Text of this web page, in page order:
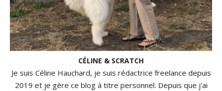
CÉLINE & SCRATCH
Je suis Céline Hauchard, je suis rédactrice freelance depuis
2019 et je gère ce blog à titre personnel. Depuis que j'ai